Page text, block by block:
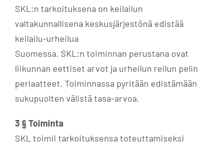
SKL:n tarkoituksena on keilailun
valtakunnallisena keskusjärjestönä edistää
keilailu-urheilua
Suomessa. SKL:n toiminnan perustana ovat
liikunnan eettiset arvot ja urheilun reilun pelin
periaatteet. Toiminnassa pyritään edistämään
sukupuolten välistä tasa-arvoa.
3 § Toiminta
SKL toimii tarkoituksensa toteuttamiseksi